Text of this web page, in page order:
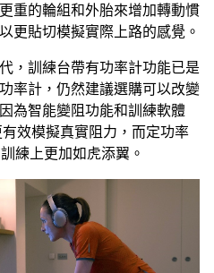
重的輪組和外胎來增加轉動慣
更貼切模擬實際上路的感覺。
，訓練台帶有功率計功能已是
率計，仍然建議選購可以改變
為智能變阻功能和訓練軟體
效模擬真實阻力，而定功率
練上更加如虎添翼。